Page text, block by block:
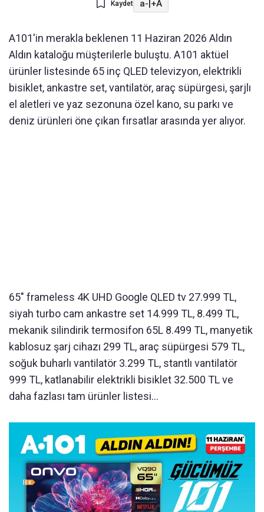
Kaydet a-|+A
A101'in merakla beklenen 11 Haziran 2026 Aldın
Aldın kataloğu müşterilerle buluştu. A101 aktüel
ürünler listesinde 65 inç QLED televizyon, elektrikli
bisiklet, ankastre set, vantilatör, araç süpürgesi, şarjlı
el aletleri ve yaz sezonuna özel kano, su parkı ve
deniz ürünleri öne çıkan fırsatlar arasında yer alıyor.
65" frameless 4K UHD Google QLED tv 27.999 TL,
siyah turbo cam ankastre set 14.999 TL, 8.499 TL,
mekanik silindirik termosifon 65L 8.499 TL, manyetik
kablosuz şarj cihazı 299 TL, araç süpürgesi 579 TL,
soğuk buharlı vantilatör 3.299 TL, stantlı vantilatör
999 TL, katlanabilir elektrikli bisiklet 32.500 TL ve
daha fazlası tam ürünler listesi...